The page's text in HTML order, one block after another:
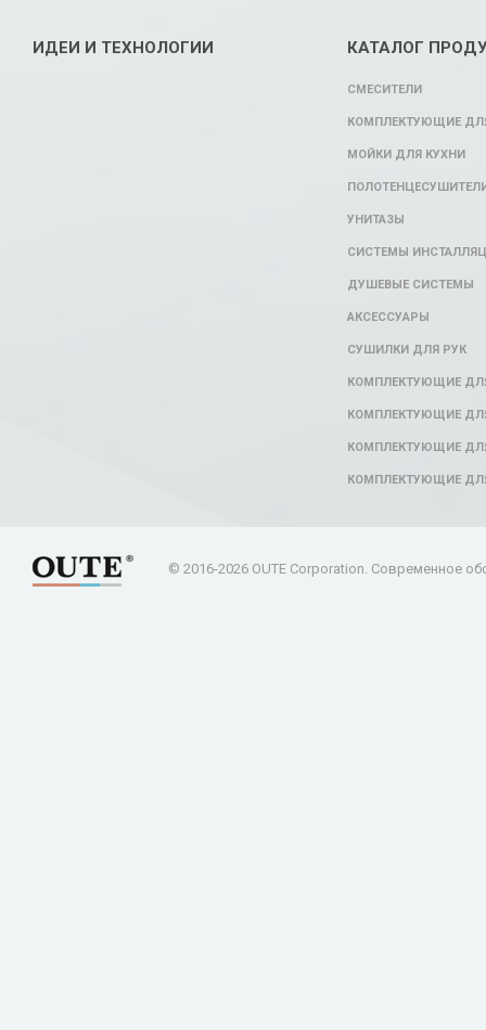
ИДЕИ И ТЕХНОЛОГИИ КАТАЛОГ
СМЕСИТЕЛИ
КОМПЛЕКТУЮЩИЕ
МОЙКИ ДЛЯ КУХНИ
УНИТАЗЫ
СИСТЕМЫ
ДУШЕВЫЕ СИСТЕМЫ
АКСЕССУАРЫ
СУШИЛКИ ДЛЯ РУК
КОМПЛЕКТУЮЩИЕ
КОМПЛЕКТУЮЩИЕ
КОМПЛЕКТУЮЩИЕ
КОМПЛЕКТУЮЩИЕ
© 2016-2026 OUTE Corporation. Современное